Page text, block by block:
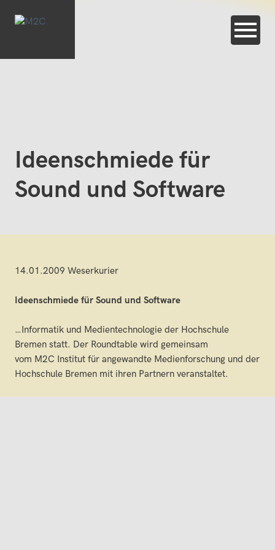
Ideenschmiede für
Sound und Software
14.01.2009 Weserkurier
Ideenschmiede für Sound und Software
…Informatik und Medientechnologie der Hochschule
Bremen statt. Der Roundtable wird gemeinsam
vom M2C Institut für angewandte Medienforschung und der
Hochschule Bremen mit ihren Partnern veranstaltet.